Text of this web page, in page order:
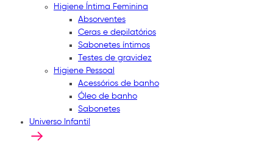
Higiene Íntima Feminina
Absorventes
Ceras e depilatórios
Sabonetes íntimos
Testes de gravidez
Higiene Pessoal
Acessórios de banho
Óleo de banho
Sabonetes
Universo Infantil